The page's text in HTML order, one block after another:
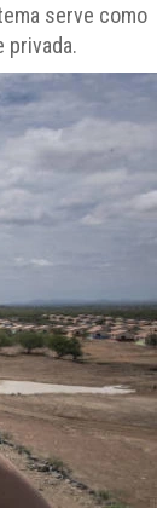
serve como
privada.